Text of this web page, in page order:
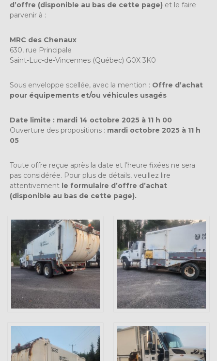
d’offre (disponible au bas de cette page) et le faire
parvenir à :
MRC des Chenaux
630, rue Principale
Saint-Luc-de-Vincennes (Québec) G0X 3K0
Sous enveloppe scellée, avec la mention : Offre d’achat
pour équipements et/ou véhicules usagés
Date limite : mardi 14 octobre 2025 à 11 h 00
Ouverture des propositions : mardi octobre 2025 à 11 h
05
Toute offre reçue après la date et l’heure fixées ne sera
pas considérée. Pour plus de détails, veuillez lire
attentivement le formulaire d’offre d’achat
(disponible au bas de cette page).